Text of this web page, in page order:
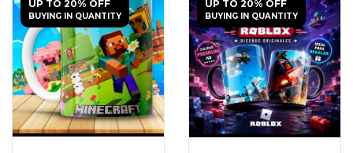
UP TO 20% OFF
BUYING IN QUANTITY
UP TO 20% OFF
BUYING IN QUANTITY